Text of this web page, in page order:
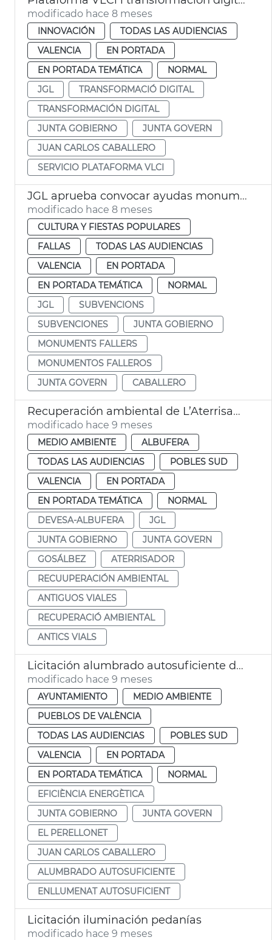
modificado hace 8 meses
INNOVACIÓN
TODAS LAS AUDIENCIAS
VALENCIA
EN PORTADA
EN PORTADA TEMÁTICA
NORMAL
JGL
TRANSFORMACIÓ DIGITAL
TRANSFORMACIÓN DIGITAL
JUNTA GOBIERNO
JUNTA GOVERN
JUAN CARLOS CABALLERO
SERVICIO PLATAFORMA VLCI
JGL aprueba convocar ayudas monumentos falleros 2026
modificado hace 8 meses
CULTURA Y FIESTAS POPULARES
FALLAS
TODAS LAS AUDIENCIAS
VALENCIA
EN PORTADA
EN PORTADA TEMÁTICA
NORMAL
JGL
SUBVENCIONS
SUBVENCIONES
JUNTA GOBIERNO
MONUMENTS FALLERS
MONUMENTOS FALLEROS
JUNTA GOVERN
CABALLERO
Recuperación ambiental de L’Aterrisador Devesa
modificado hace 9 meses
MEDIO AMBIENTE
ALBUFERA
TODAS LAS AUDIENCIAS
POBLES SUD
VALENCIA
EN PORTADA
EN PORTADA TEMÁTICA
NORMAL
DEVESA-ALBUFERA
JGL
JUNTA GOBIERNO
JUNTA GOVERN
GOSÁLBEZ
ATERRISADOR
RECUUPERACIÓN AMBIENTAL
ANTIGUOS VIALES
RECUPERACIÓ AMBIENTAL
ANTICS VIALS
Licitación alumbrado autosuficiente del Perellonet
modificado hace 9 meses
AYUNTAMIENTO
MEDIO AMBIENTE
PUEBLOS DE VALÈNCIA
TODAS LAS AUDIENCIAS
POBLES SUD
VALENCIA
EN PORTADA
EN PORTADA TEMÁTICA
NORMAL
EFICIÈNCIA ENERGÈTICA
JUNTA GOBIERNO
JUNTA GOVERN
EL PERELLONET
JUAN CARLOS CABALLERO
ALUMBRADO AUTOSUFICIENTE
ENLLUMENAT AUTOSUFICIENT
Licitación iluminación pedanías
modificado hace 9 meses